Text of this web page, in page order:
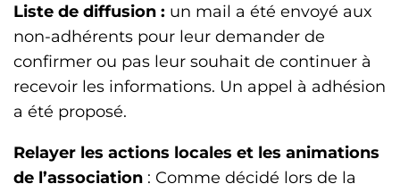
Liste de diffusion : un mail a été envoyé aux
non-adhérents pour leur demander de
confirmer ou pas leur souhait de continuer à
recevoir les informations. Un appel à adhésion
a été proposé.
Relayer les actions locales et les animations
de l’association : Comme décidé lors de la